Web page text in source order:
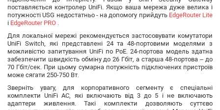
поставляється контролер UniFi. Якщо ваша мережа дуже велика і
потужності USG недостатньо - на допомогу прийдуть EdgeRouter Lite
і EdgeRouter PRO .
Для локальної мережі рекомендується застосовувати комутатори
UniFi Switch, які представлені 24 та 48-портовими моделями з
можливістю запитування UniFi по PoE. 24-портова модель здатна
забезпечити швидкість обміну до 26 Гбіт, а старша 48-портова – до
70 Гбіт/сек. При цьому сумарна потужність підключених пристроїв
може сягати 250-750 Вт.
Зверніть увагу, для корпоративного сегменту є спеціальні
комплекти UniFi AC, які включають від 3 до 5 і не включають
адаптери живлення. Такі комплекти дозволяють суттєво